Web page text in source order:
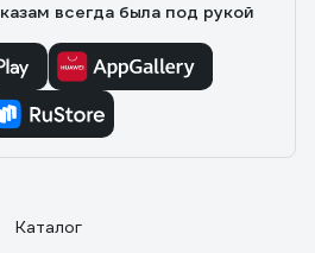
всегда была под рукой
Каталог